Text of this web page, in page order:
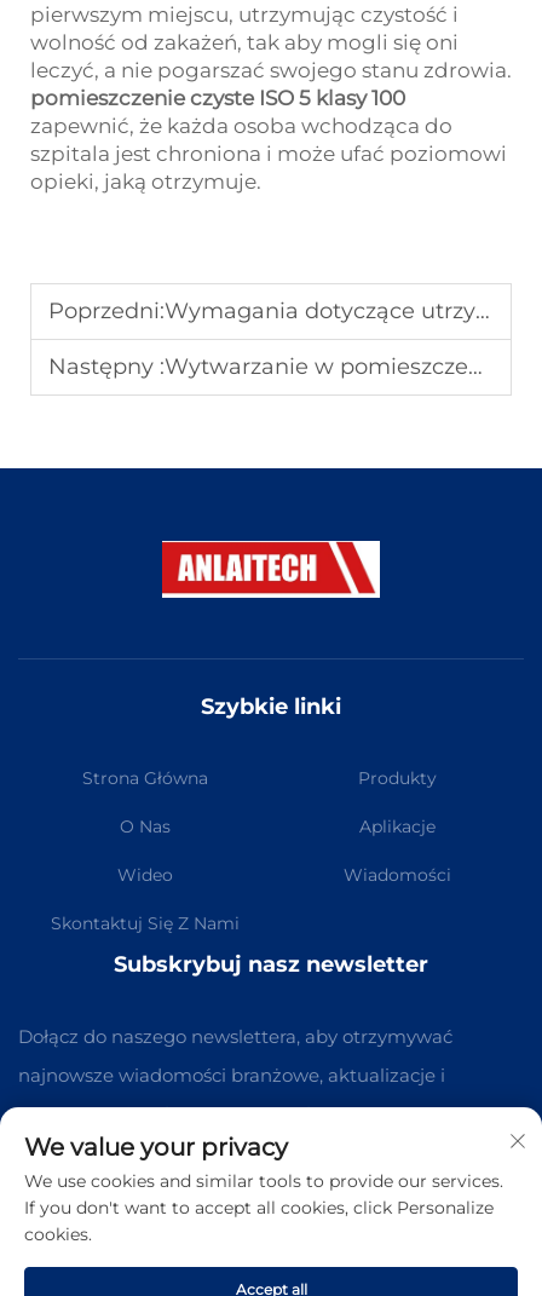
pierwszym miejscu, utrzymując czystość i
wolność od zakażeń, tak aby mogli się oni
leczyć, a nie pogarszać swojego stanu zdrowia.
pomieszczenie czyste ISO 5 klasy 100
zapewnić, że każda osoba wchodząca do
szpitala jest chroniona i może ufać poziomowi
opieki, jaką otrzymuje.
Poprzedni:Wymagania dotyczące utrzymania czystości w szpitalnych pomieszczeniach czystych
Następny :Wytwarzanie w pomieszczeniach czystych: projektowanie, procesy i zgodność w przemyśle precyzyjnym
Szybkie linki
Strona Główna Produkty
O Nas Aplikacje
Wideo Wiadomości
Skontaktuj Się Z Nami
Subskrybuj nasz newsletter
Dołącz do naszego newslettera, aby otrzymywać
najnowsze wiadomości branżowe, aktualizacje i
spostrzeżenia od naszego zespołu.
Subskrybuj
Manufacturing Co., Ltd. Wszelkie prawa zastrzeżone -
We value your privacy
We use cookies and similar tools to provide our services.
If you don't want to accept all cookies, click Personalize
cookies.
Accept all